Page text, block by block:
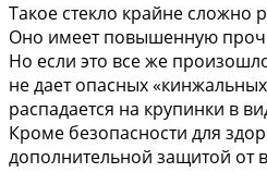
Такое стекло крайне сложно
Оно имеет повышенную
Но если это все же
не дает опасных
распадается на крупинки в
Кроме безопасности для
дополнительной защитой от